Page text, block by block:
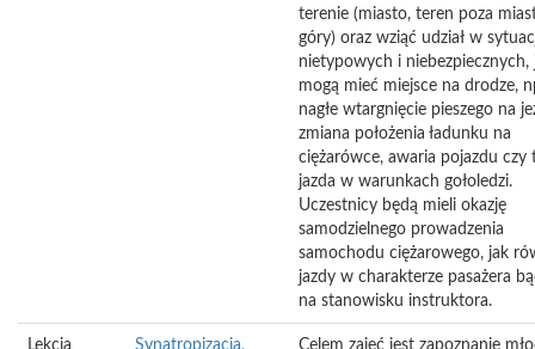
terenie (miasto, teren poza
góry) oraz wziąć udział w
nietypowych i niebezpiecznych,
mogą mieć miejsce na drodze,
nagłe wtargnięcie pieszego na
zmiana położenia ładunku na
ciężarówce, awaria pojazdu czy
jazda w warunkach gołoledzi.
Uczestnicy będą mieli okazję
samodzielnego prowadzenia
samochodu ciężarowego, jak
jazdy w charakterze pasażera
na stanowisku instruktora.
Lekcja Synatropizacja, Celem zajęć jest zapoznanie